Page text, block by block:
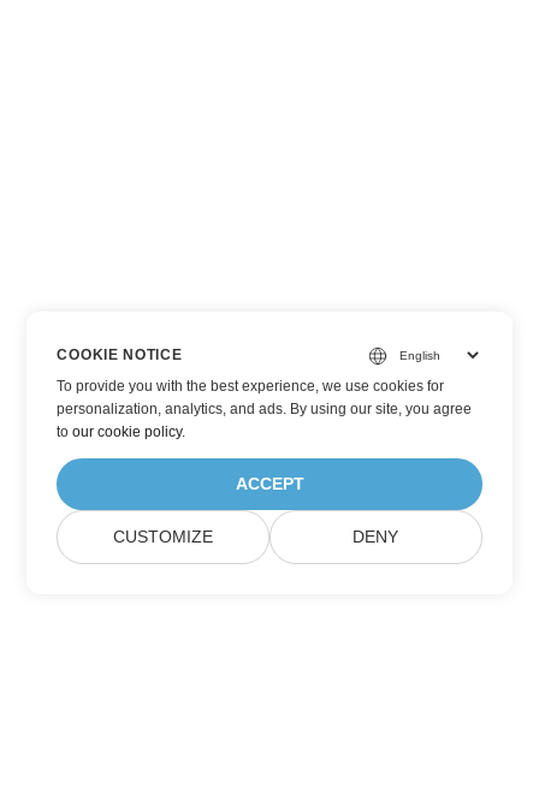
COOKIE NOTICE
To provide you with the best experience, we use cookies for
personalization, analytics, and ads. By using our site, you agree
toour cookie policy.
ACCEPT
CUSTOMIZE DENY